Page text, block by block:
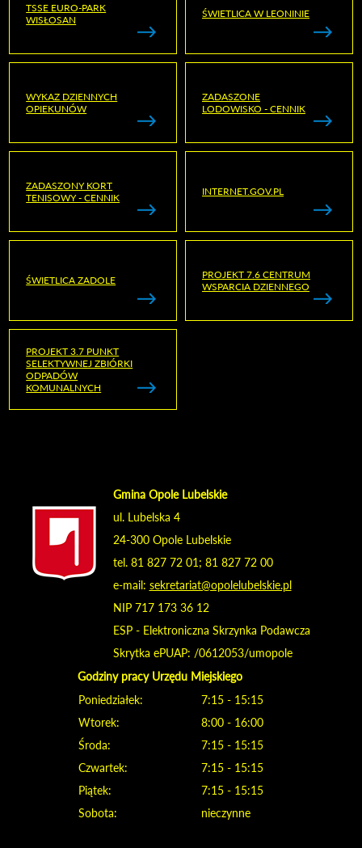
TSSE EURO-PARK
WISŁOSAN
ŚWIETLICA W LEONINIE
WYKAZ DZIENNYCH
OPIEKUNÓW
ZADASZONE
LODOWISKO - CENNIK
ZADASZONY KORT
TENISOWY - CENNIK
INTERNET.GOV.PL
ŚWIETLICA ZADOLE
PROJEKT 7.6 CENTRUM
WSPARCIA DZIENNEGO
PROJEKT 3.7 PUNKT
SELEKTYWNEJ ZBIÓRKI
ODPADÓW
KOMUNALNYCH
Gmina Opole Lubelskie
ul. Lubelska 4
24-300 Opole Lubelskie
tel. 81 827 72 01; 81 827 72 00
e-mail: sekretariat@opolelubelskie.pl
NIP 717 173 36 12
ESP - Elektroniczna Skrzynka Podawcza
Skrytka ePUAP: /0612053/umopole
Godziny pracy Urzędu Miejskiego
Poniedziałek:
Wtorek:
Środa:
Czwartek:
Piątek:
Sobota:
7:15 - 15:15
8:00 - 16:00
7:15 - 15:15
7:15 - 15:15
7:15 - 15:15
nieczynne